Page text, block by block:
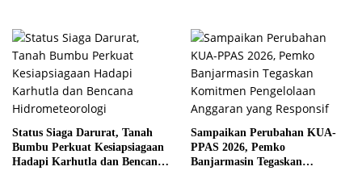
Status Siaga Darurat, Tanah
Bumbu Perkuat Kesiapsiagaan
Hadapi Karhutla dan Bencana
Sampaikan Perubahan KUA-
PPAS 2026, Pemko
Banjarmasin Tegaskan